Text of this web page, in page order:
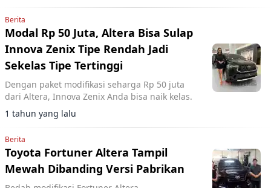
Berita
Modal Rp 50 Juta, Altera Bisa Sulap
Innova Zenix Tipe Rendah Jadi
Sekelas Tipe Tertinggi
Dengan paket modifikasi seharga Rp 50 juta
dari Altera, Innova Zenix Anda bisa naik kelas.
1 tahun yang lalu
Berita
Toyota Fortuner Altera Tampil
Mewah Dibanding Versi Pabrikan